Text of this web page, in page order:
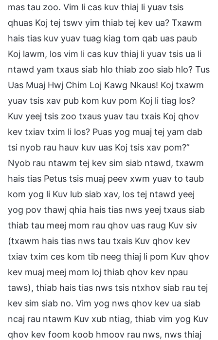
mas tau zoo. Vim li cas kuv thiaj li yuav tsis
qhuas Koj tej tswv yim thiab tej kev ua? Txawm
hais tias kuv yuav tuag kiag tom qab uas paub
Koj lawm, los vim li cas kuv thiaj li yuav tsis ua li
ntawd yam txaus siab hlo thiab zoo siab hlo? Tus
Uas Muaj Hwj Chim Loj Kawg Nkaus! Koj txawm
yuav tsis xav pub kom kuv pom Koj li tiag los?
Kuv yeej tsis zoo txaus yuav tau txais Koj qhov
kev txiav txim li los? Puas yog muaj tej yam dab
tsi nyob rau hauv kuv uas Koj tsis xav pom?”
Nyob rau ntawm tej kev sim siab ntawd, txawm
hais tias Petus tsis muaj peev xwm yuav to taub
kom yog li Kuv lub siab xav, los tej ntawd yeej
yog pov thawj qhia hais tias nws yeej txaus siab
thiab tau meej mom rau qhov uas raug Kuv siv
(txawm hais tias nws tau txais Kuv qhov kev
txiav txim ces kom tib neeg thiaj li pom Kuv qhov
kev muaj meej mom loj thiab qhov kev npau
taws), thiab hais tias nws tsis ntxhov siab rau tej
kev sim siab no. Vim yog nws qhov kev ua siab
ncaj rau ntawm Kuv xub ntiag, thiab vim yog Kuv
qhov kev foom koob hmoov rau nws, nws thiaj